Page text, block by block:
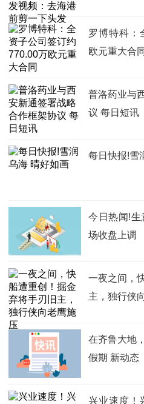
罗博特科：
欧元重大合同
普洛药业与
议 每日短讯
每日快报!雪
今日热闻!生
场收盘上调
一夜之间，
主，独行侠
在齐鲁大地
假期 新动态
兴业速度！